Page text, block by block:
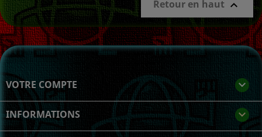
Retour en haut 
VOTRE COMPTE 
INFORMATIONS keyboard_arrow_down